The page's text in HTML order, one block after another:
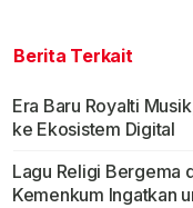
Berita Terkait
Era Baru Royalti
ke Ekosistem Digital
Lagu Religi Bergema
Kemenkum Ingatkan